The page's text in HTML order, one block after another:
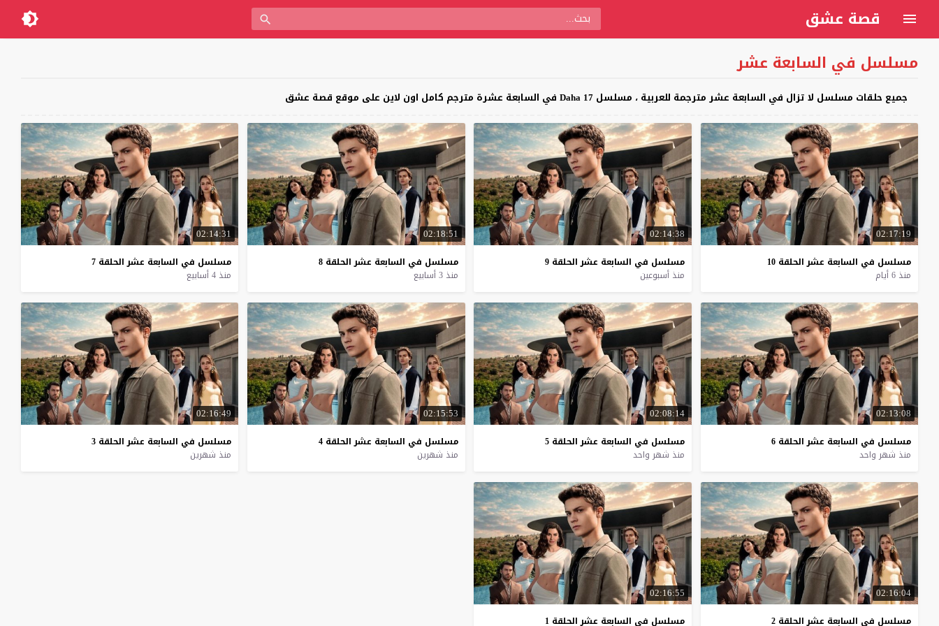
قصة عشق
مسلسل في السابعة عشر
جميع حلقات مسلسل لا تزال في السابعة عشر مترجمة للعربية ، مسلسل Daha 17 في السابعة عشرة مترجم كامل اون لاين على موقع قصة عشق
02:17:19
مسلسل في السابعة عشر الحلقة 10
منذ 6 أيام
02:14:38
مسلسل في السابعة عشر الحلقة 9
منذ أسبوعين
02:18:51
مسلسل في السابعة عشر الحلقة 8
منذ 3 أسابيع
02:14:31
مسلسل في السابعة عشر الحلقة 7
منذ 4 أسابيع
02:13:08
مسلسل في السابعة عشر الحلقة 6
منذ شهر واحد
02:08:14
مسلسل في السابعة عشر الحلقة 5
منذ شهر واحد
02:15:53
مسلسل في السابعة عشر الحلقة 4
منذ شهرين
02:16:49
مسلسل في السابعة عشر الحلقة 3
منذ شهرين
02:16:04
مسلسل في السابعة عشر الحلقة 2
02:16:55
مسلسل في السابعة عشر الحلقة 1